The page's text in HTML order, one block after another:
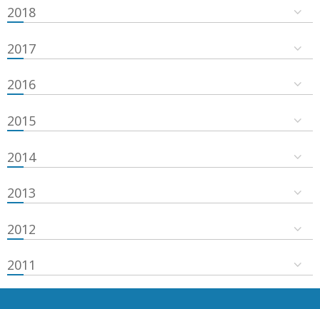
2018
2017
2016
2015
2014
2013
2012
2011